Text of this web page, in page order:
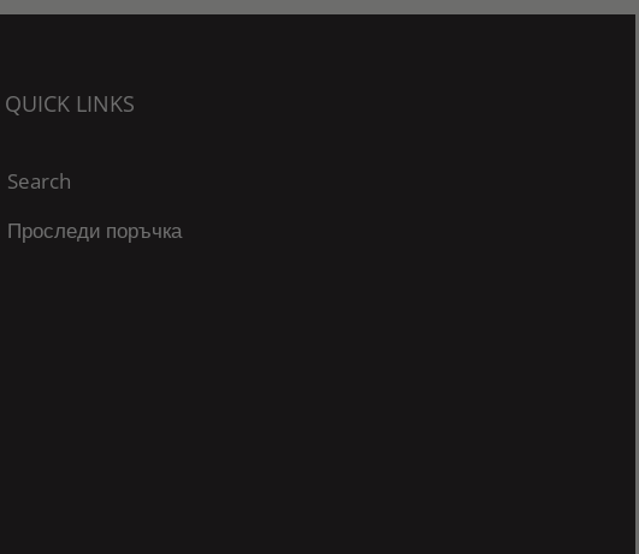
QUICK LINKS
Search
Проследи поръчка